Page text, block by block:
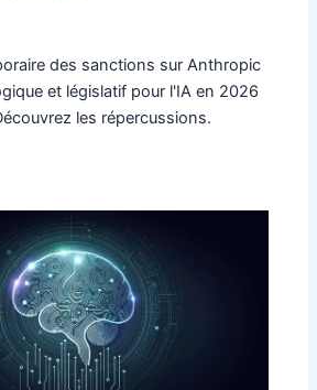
des sanctions sur Anthropic
et législatif pour l'IA en 2026
les répercussions.